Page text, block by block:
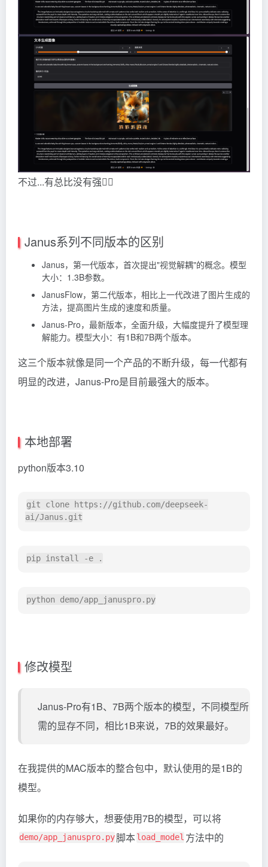
不过...有总比没有强👍🏻
Janus系列不同版本的区别
Janus，第一代版本，首次提出"视觉解耦"的概念。模型
大小：1.3B参数。
JanusFlow，第二代版本，相比上一代改进了图片生成的
方法，提高图片生成的速度和质量。
Janus-Pro，最新版本，全面升级，大幅度提升了模型理
解能力。模型大小：有1B和7B两个版本。
这三个版本就像是同一个产品的不断升级，每一代都有
明显的改进，Janus-Pro是目前最强大的版本。
本地部署
python版本3.10
git clone https://github.com/deepseek-
修改模型
Janus-Pro有1B、7B两个版本的模型，不同模型所
需的显存不同，相比1B来说，7B的效果最好。
在我提供的MAC版本的整合包中，默认使用的是1B的
模型。
如果你的内存够大，想要使用7B的模型，可以将
demo/app_januspro.py脚本 load_model 方法中的